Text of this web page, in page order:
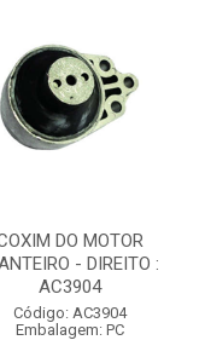
DO MOTOR
- DIREITO :
AC3904
Código: AC3904
Embalagem: PC